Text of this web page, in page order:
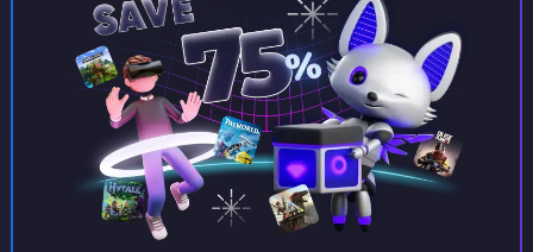
Godlike Panel
Facturación
Factorio
Enshrouded
Ejecutar un servidor
Don't Starve Together